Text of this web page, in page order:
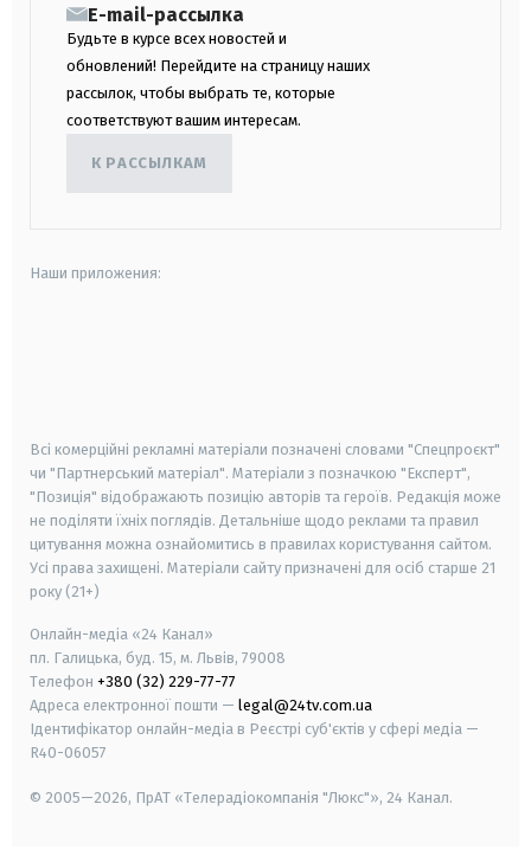
E-mail-рассылка
Будьте в курсе всех новостей и
обновлений! Перейдите на страницу наших
рассылок, чтобы выбрать те, которые
соответствуют вашим интересам.
К РАССЫЛКАМ
Наши приложения:
Всі комерційні рекламні матеріали позначені словами "Спецпроєкт"
чи "Партнерський матеріал". Матеріали з позначкою "Експерт",
"Позиція" відображають позицію авторів та героїв. Редакція може
не поділяти їхніх поглядів. Детальніше щодо реклами та правил
цитування можна ознайомитись в правилах користування сайтом.
Усі права захищені. Матеріали сайту призначені для осіб старше 21
року (21+)
Онлайн-медіа «24 Канал»
пл. Галицька, буд. 15, м. Львів, 79008
Телефон +380 (32) 229-77-77
Адреса електронної пошти — legal@24tv.com.ua
Ідентифікатор онлайн-медіа в Реєстрі суб'єктів у сфері медіа —
R40-06057
© 2005—2026, ПрАТ «Телерадіокомпанія "Люкс"», 24 Канал.